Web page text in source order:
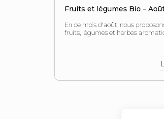
Fruits et légumes Bio –
En ce mois d'août, nous
fruits, légumes et herbes